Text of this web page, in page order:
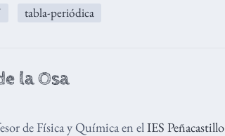
tabla-periódica
la Osa
de Física y Química en el IES Peñacastillo